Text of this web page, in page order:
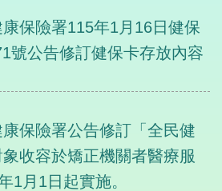
保險署115年1月16日健保
號公告修訂健保卡存放內容
保險署公告修訂「全民健
收容於矯正機關者醫療服
1月1日起實施。